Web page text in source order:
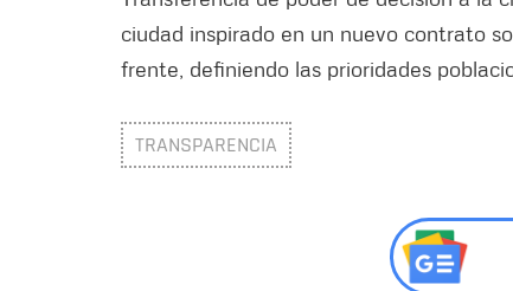
ciudad inspirado en un nuevo contrato
frente, definiendo las prioridades
TRANSPARENCIA